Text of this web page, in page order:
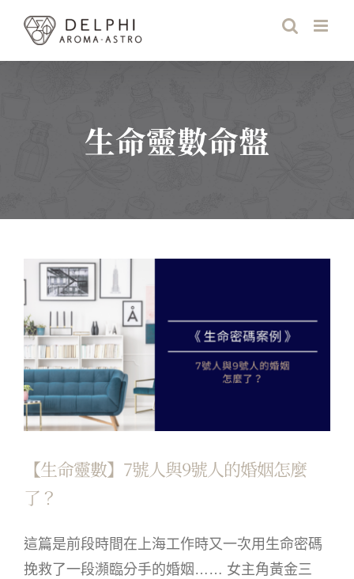
content
生命靈數命盤
【生命靈數】7號人與9號人的婚姻怎麼
了？
這篇是前段時間在上海工作時又一次用生命密碼
挽救了一段瀕臨分手的婚姻…… 女主角黃金三